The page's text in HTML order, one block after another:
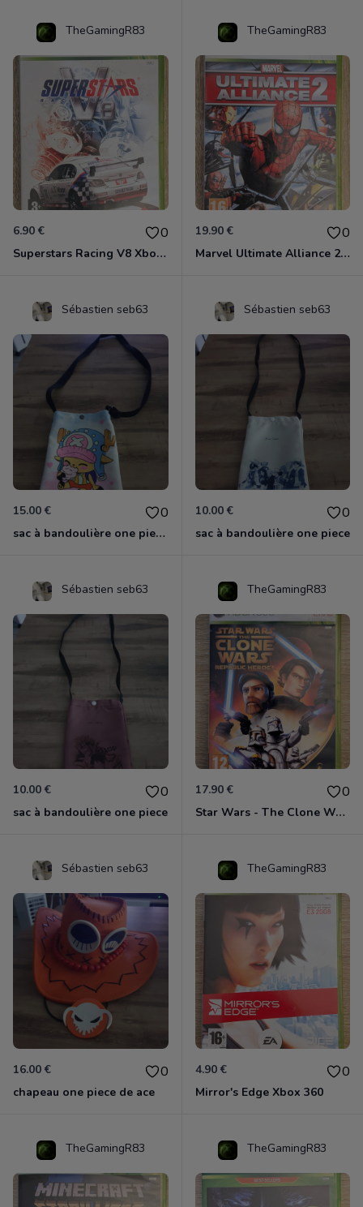
TheGamingR83
6.90 € 0
Superstars Racing V8 Xbox 360
TheGamingR83
19.90 € 0
Marvel Ultimate Alliance 2 Xbox 360
Sébastien seb63
15.00 € 0
sac à bandoulière one piece chopper
Sébastien seb63
10.00 € 0
sac à bandoulière one piece
Sébastien seb63
10.00 € 0
sac à bandoulière one piece
TheGamingR83
17.90 € 0
Star Wars - The Clone Wars - Les Héros De La République Xbox 360
Sébastien seb63
16.00 € 0
chapeau one piece de ace
TheGamingR83
4.90 € 0
Mirror's Edge Xbox 360
TheGamingR83 TheGamingR83